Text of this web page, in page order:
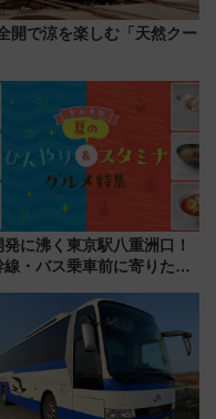
開で涼を楽しむ「天然クー
発に沸く東京駅八重洲口！
線・バス乗車前に寄りたい
＆スタミナグルメ」6選【新
も！】